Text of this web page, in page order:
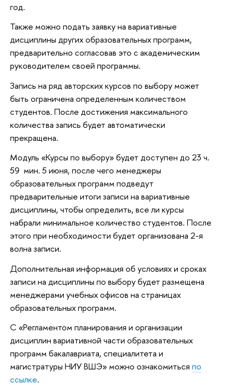
год.
Также можно подать заявку на вариативные
дисциплины других образовательных программ,
предварительно согласовав это с академическим
руководителем своей программы.
Запись на ряд авторских курсов по выбору может
быть ограничена определенным количеством
студентов. После достижения максимального
количества запись будет автоматически
прекращена.
Модуль «Курсы по выбору» будет доступен до 23 ч.
59 мин. 5 июня, после чего менеджеры
образовательных программ подведут
предварительные итоги записи на вариативные
дисциплины, чтобы определить, все ли курсы
набрали минимальное количество студентов. После
этого при необходимости будет организована 2-я
волна записи.
Дополнительная информация об условиях и сроках
записи на дисциплины по выбору будет размещена
менеджерами учебных офисов на страницах
образовательных программ.
С «Регламентом планирования и организации
дисциплин вариативной части образовательных
программ бакалавриата, специалитета и
магистратуры НИУ ВШЭ» можно ознакомиться по
ссылке.